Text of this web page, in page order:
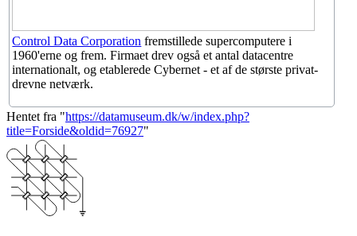
Control Data Corporation fremstillede supercomputere i
1960'erne og frem. Firmaet drev også et antal datacentre
internationalt, og etablerede Cybernet - et af de største privat-
drevne netværk.
Hentet fra "https://datamuseum.dk/w/index.php?
title=Forside&oldid=76927"